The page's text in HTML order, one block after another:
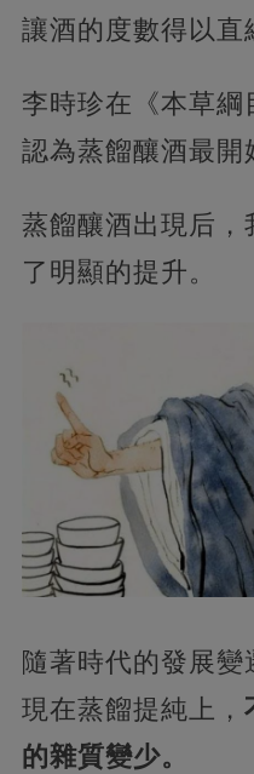
讓酒的度數得以直
李時珍在《本草
認為蒸餾釀酒最開
蒸餾釀酒出現后，
了明顯的提升。
隨著時代的發展
現在蒸餾提純上，
的雜質變少。